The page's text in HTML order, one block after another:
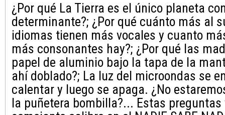
¿Por qué La Tierra es el único planeta
determinante?; ¿Por qué cuánto más al
idiomas tienen más vocales y cuanto
más consonantes hay?; ¿Por qué las
papel de aluminio bajo la tapa de la
ahí doblado?; La luz del microondas se
calentar y luego se apaga. ¿No
la puñetera bombilla?... Estas preguntas